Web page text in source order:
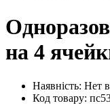
на 4
Наявність: Нет
Код товару: